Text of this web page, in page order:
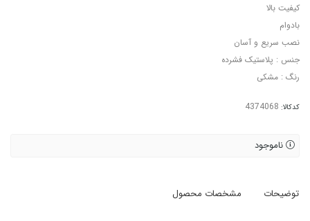
کیفیت بالا
بادوام
نصب سریع و آسان
جنس : پلاستیک فشرده
رنگ : مشکی
کدکالا:
ناموجود
توضیحات مشخصات محصول